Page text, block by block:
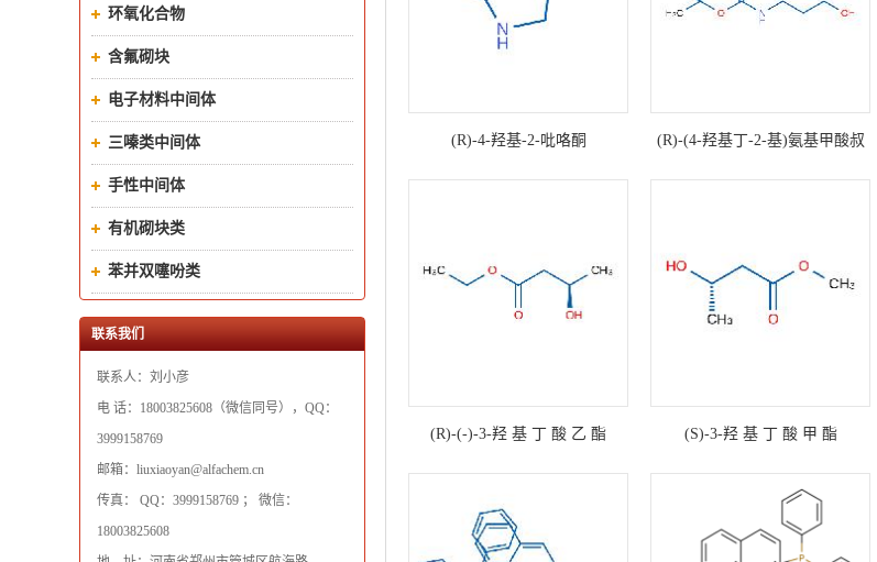
环氧化合物
含氟砌块
电子材料中间体
三嗪类中间体
手性中间体
有机砌块类
苯并双噻吩类
联系我们
联系人：刘小彦
电 话：18003825608（微信同号），QQ：
3999158769
邮箱：liuxiaoyan@alfachem.cn
传真： QQ：3999158769 ； 微信：
18003825608
(R)-4-羟基-2-吡咯酮
(R)-(4-羟基丁-2-基)氨基甲酸叔
(R)-(-)-3-羟 基 丁 酸 乙 酯 (S)-3-羟 基 丁 酸 甲 酯